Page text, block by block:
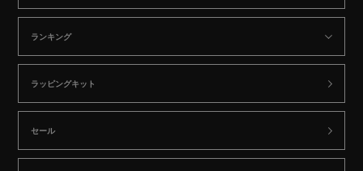
ランキング
ラッピングキット
セール